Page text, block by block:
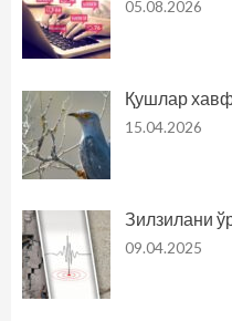
05.08.2026
Қушлар
15.04.2026
Зилзилани
09.04.2025